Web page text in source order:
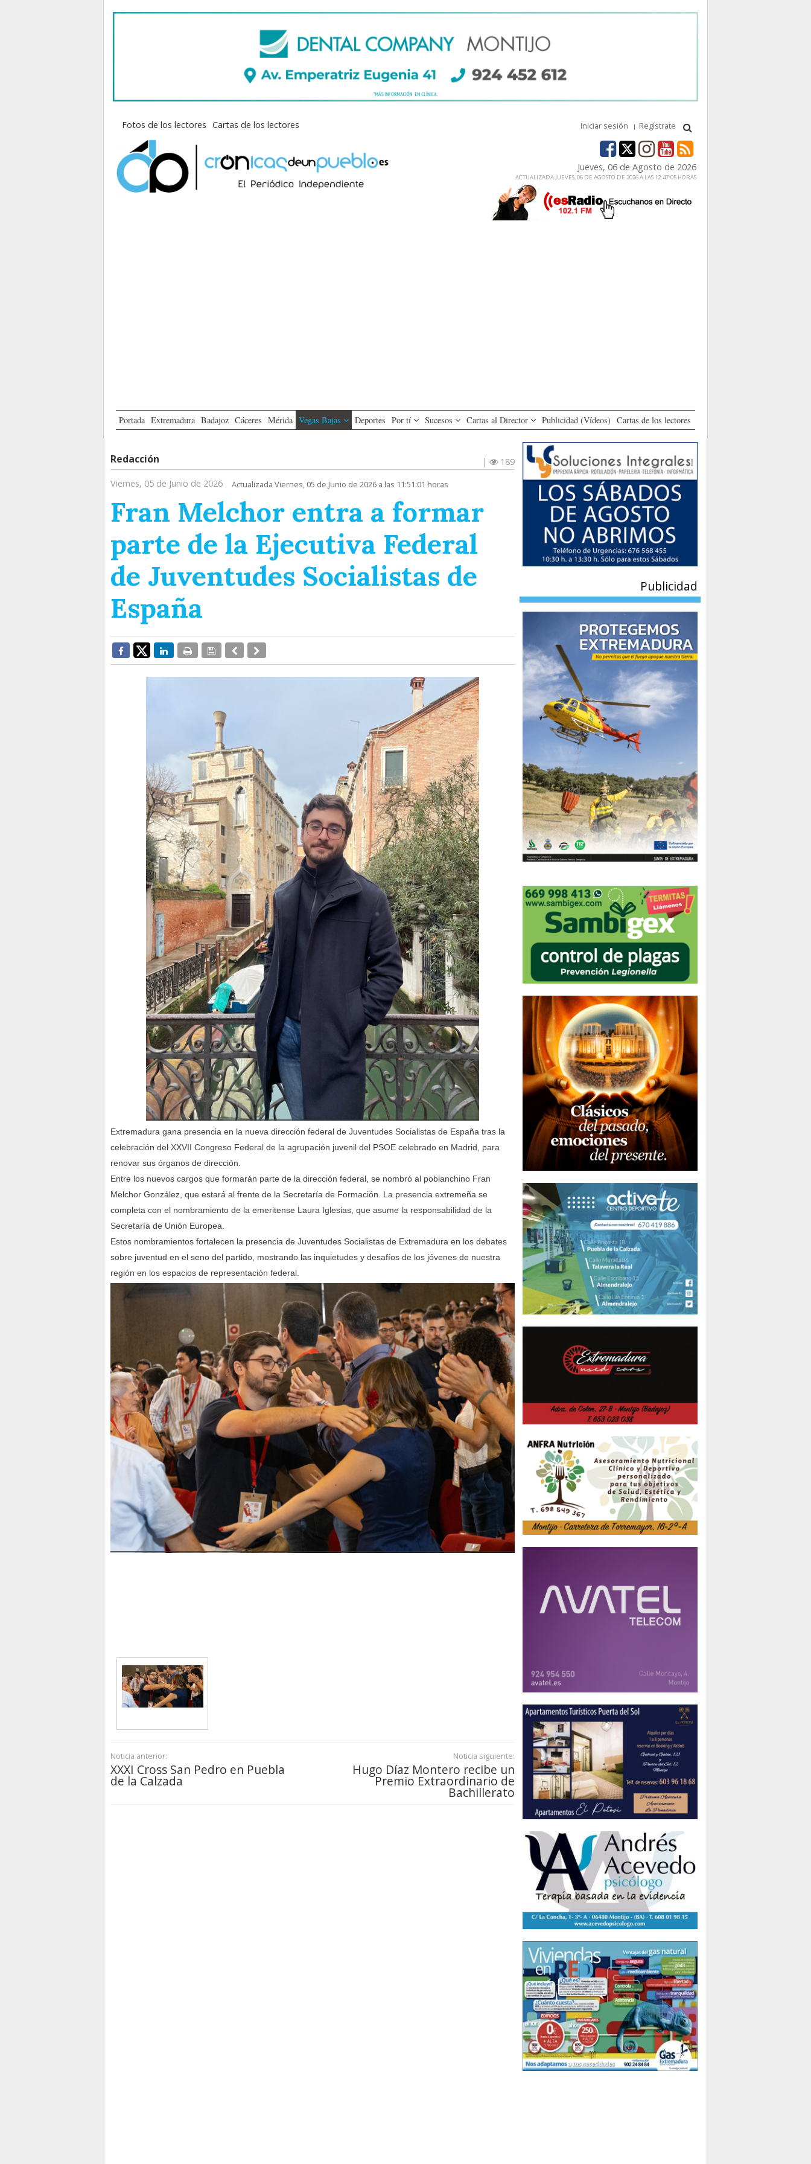
Fotos de los lectores Cartas de los lectores Iniciar sesión Regístrate
Jueves, 06 de Agosto de 2026
ACTUALIZADA JUEVES, 06 DE AGOSTO DE 2026 A LAS 12:47:05 HORAS
Portada Extremadura Badajoz Cáceres Mérida Vegas Bajas Deportes Por tí Sucesos Cartas al Director Publicidad (Vídeos) Cartas de los lectores
Redacción |
189
Viernes, 05 de Junio de 2026
Actualizada Viernes, 05 de Junio de 2026 a las 11:51:01 horas
Fran Melchor entra a formar
parte de la Ejecutiva Federal
de Juventudes Socialistas de
España
Extremadura gana presencia en la nueva dirección federal de Juventudes Socialistas de España tras la
celebración del XXVII Congreso Federal de la agrupación juvenil del PSOE celebrado en Madrid, para
renovar sus órganos de dirección.
Entre los nuevos cargos que formarán parte de la dirección federal, se nombró al poblanchino Fran
Melchor González, que estará al frente de la Secretaría de Formación. La presencia extremeña se
completa con el nombramiento de la emeritense Laura Iglesias, que asume la responsabilidad de la
Secretaría de Unión Europea.
Estos nombramientos fortalecen la presencia de Juventudes Socialistas de Extremadura en los debates
sobre juventud en el seno del partido, mostrando las inquietudes y desafíos de los jóvenes de nuestra
región en los espacios de representación federal.
Noticia anterior:
XXXI Cross San Pedro en Puebla
de la Calzada
Noticia siguiente:
Hugo Díaz Montero recibe un
Premio Extraordinario de
Bachillerato
Publicidad